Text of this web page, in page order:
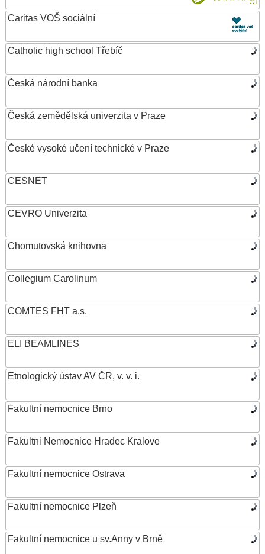
Caritas VOŠ sociální
Catholic high school Třebíč
Česká národní banka
Česká zemědělská univerzita v Praze
České vysoké učení technické v Praze
CESNET
CEVRO Univerzita
Chomutovská knihovna
Collegium Carolinum
COMTES FHT a.s.
ELI BEAMLINES
Etnologický ústav AV ČR, v. v. i.
Fakultní nemocnice Brno
Fakultni Nemocnice Hradec Kralove
Fakultní nemocnice Ostrava
Fakultní nemocnice Plzeň
Fakultní nemocnice u sv.Anny v Brně